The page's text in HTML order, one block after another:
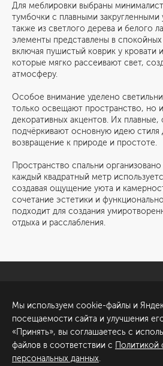
Для меблировки выбраны
тумбочки с плавными закругленными
также из светлого дерева и белого
элементы представлены в
включая пушистый коврик у кровати
которые мягко рассеивают свет,
атмосферу.
Особое внимание уделено
только освещают пространство, но
декоративных акцентов. Их
подчёркивают основную идею стиля
возвращение к природе и простоте.
Пространство спальни
каждый квадратный метр
создавая ощущение уюта и
сочетание эстетики и
подходит для создания
отдыха и расслабления.
ул. Академика Павлова, 6
к1
+7 (812) 200-95-55
Мы используем cookie-файлы и
посещаемости сайта и улучшения
«Принять», вы соглашаетесь с
файлов в соответствии с Политикой
персональных данных.